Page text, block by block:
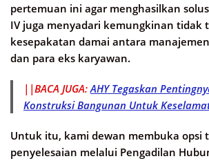
pertemuan ini agar menghasilkan
IV juga menyadari kemungkinan tidak
kesepakatan damai antara
dan para eks karyawan.
||BACA JUGA:AHY Tegaskan
Konstruksi Bangunan Untuk
Untuk itu, kami dewan membuka opsi
penyelesaian melalui Pengadilan